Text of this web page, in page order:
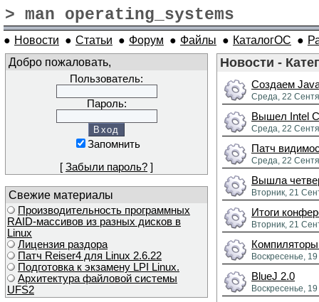
> man operating_systems
● Новости ● Статьи ● Форум ● Файлы ● КаталогОС ●
Добро пожаловать,
Пользователь:
Пароль:
Запомнить
[ Забыли пароль? ]
Свежие материалы
Производительность программных
RAID-массивов из разных дисков в
Linux
Лицензия раздора
Патч Reiser4 для Linux 2.6.22
Подготовка к экзамену LPI Linux.
Архитектура файловой системы
UFS2
Новости -
Создаем
Среда, 22
Вышел Intel
Среда, 22
Патч
Среда, 22
Вышла
Вторник, 21
Итоги
Вторник, 21
Воскресенье,
BlueJ 2.0
Воскресенье,